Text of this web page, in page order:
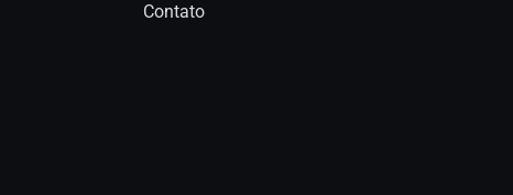
Contato